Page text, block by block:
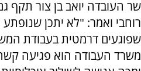
שר העובדה יואב בן צור תקף
רוחבי ואמר: "לא יתכן
שפוגעים דרמטית בעבודת
משרד העבודה הוא פגיעה